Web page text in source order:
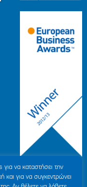
να καταστήσει την
και για να συγκεντρώνει